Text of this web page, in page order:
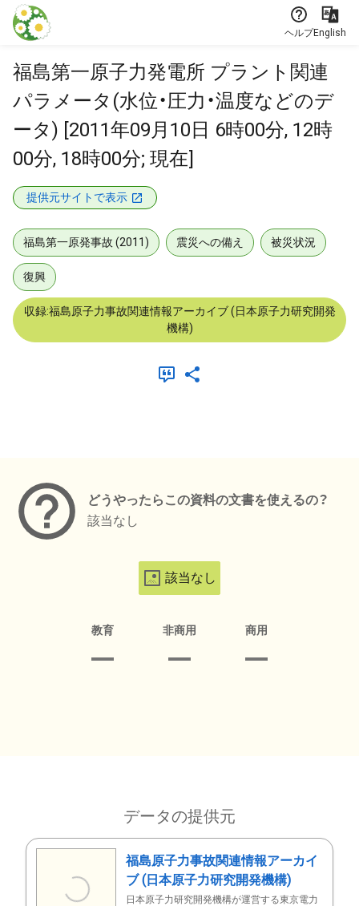
本文に飛ぶ
ヘルプEnglish
福島第一原子力発電所 プラント関連
パラメータ(水位・圧力・温度などのデ
ータ) [2011年09月10日 6時00分, 12時
00分, 18時00分; 現在]
提供元サイトで表示
福島第一原発事故 (2011) 震災への備え 被災状況
復興
収録:福島原子力事故関連情報アーカイブ (日本原子力研究開発
機構)
どうやったらこの資料の文書を使えるの？
該当なし
該当なし
教育 非商用 商用
データの提供元
福島原子力事故関連情報アーカイ
ブ (日本原子力研究開発機構)
日本原子力研究開発機構が運営する東京電力